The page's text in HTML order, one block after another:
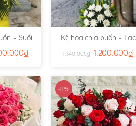
– Suối
₫
Kệ hoa chia buồn – Lạc
1.540.000₫ 1.200.000₫
-11%